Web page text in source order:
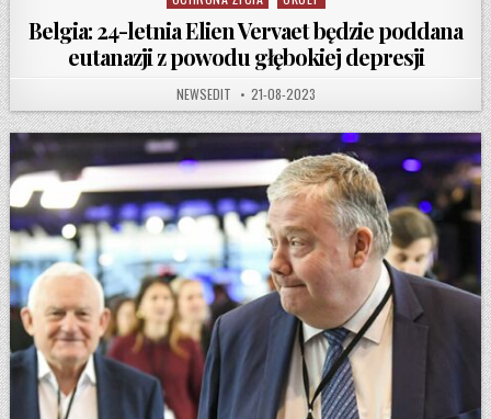
Belgia: 24-letnia Elien Vervaet będzie poddana
eutanazji z powodu głębokiej depresji
AUTHOR:
NEWSEDIT PUBLISHED DATE:
21-08-2023